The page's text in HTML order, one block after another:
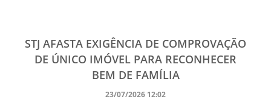
STJ AFASTA EXIGÊNCIA DE COMPROVAÇÃO
DE ÚNICO IMÓVEL PARA RECONHECER
BEM DE FAMÍLIA
23/07/2026 12:02